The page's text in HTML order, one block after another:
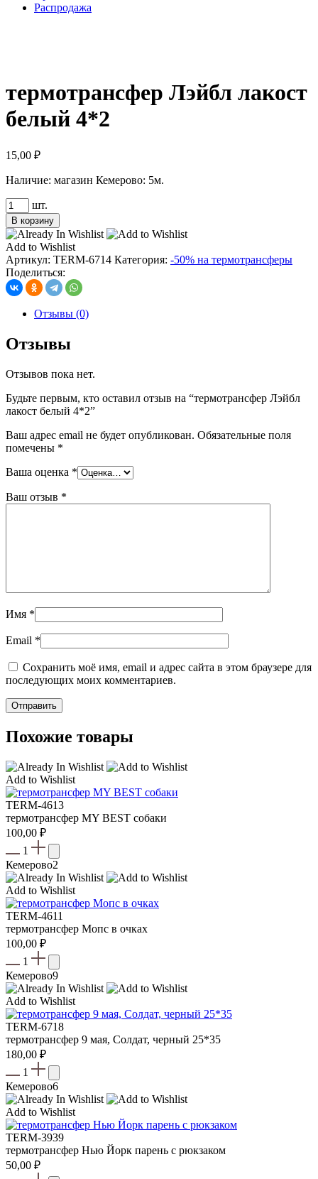
Распродажа
термотрансфер Лэйбл лакост
белый 4*2
15,00 ₽
Наличие: магазин Кемерово: 5м.
Количество
товара
термотрансфер
Лэйбл
лакост
белый
4*2
шт.
В корзину
Add to Wishlist
Артикул: TERM-6714 Категория: -50% на термотрансферы
Поделиться:
Отзывы (0)
Отзывы
Отзывов пока нет.
Будьте первым, кто оставил отзыв на “термотрансфер Лэйбл
лакост белый 4*2”
Ваш адрес email не будет опубликован. Обязательные поля
помечены *
Ваша оценка *
Ваш отзыв *
Имя *
Email *
Сохранить моё имя, email и адрес сайта в этом браузере для
последующих моих комментариев.
Похожие товары
Add to Wishlist
TERM-4613
термотрансфер MY BEST собаки
100,00 ₽
1
Кемерово2
Add to Wishlist
TERM-4611
термотрансфер Мопс в очках
100,00 ₽
1
Кемерово9
Add to Wishlist
TERM-6718
термотрансфер 9 мая, Солдат, черный 25*35
180,00 ₽
1
Кемерово6
Add to Wishlist
TERM-3939
термотрансфер Нью Йорк парень с рюкзаком
50,00 ₽